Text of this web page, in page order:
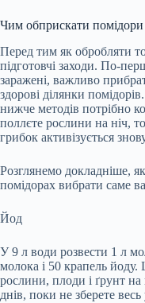
Чим обприскати помідори
Перед тим як обробляти
підготовчі заходи. По-
заражені, важливо
здорові ділянки
нижче методів потрібно
поллєте рослини на ніч,
грибок активізується
Розглянемо докладніше,
помідорах вибрати саме
Йод
У 9 л води розвести 1 л
молока і 50 крапель
рослини, плоди і ґрунт
днів, поки не зберете